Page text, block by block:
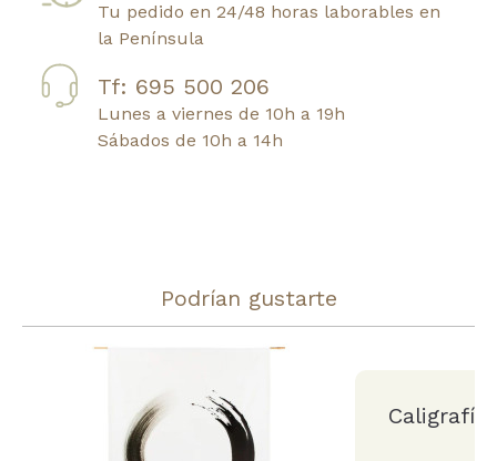
Tu pedido en 24/48 horas laborables en
la Península
Tf: 695 500 206
Lunes a viernes de 10h a 19h
Sábados de 10h a 14h
Podrían gustarte
Caligrafía